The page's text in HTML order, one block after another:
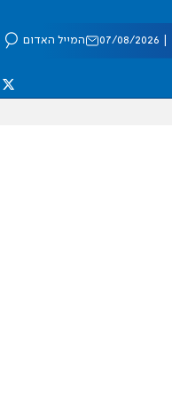
המייל האדום